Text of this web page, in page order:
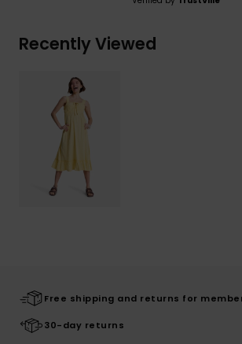
Recently Viewed
Free shipping and returns for
30-day returns